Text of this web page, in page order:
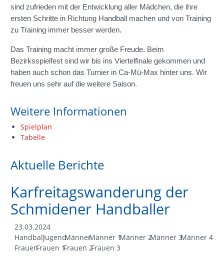
sind zufrieden mit der Entwicklung aller Mädchen, die ihre
ersten Schritte in Richtung Handball machen und von Training
zu Training immer besser werden.
Das Training macht immer große Freude. Beim
Bezirksspielfest sind wir bis ins Viertelfinale gekommen und
haben auch schon das Turnier in Ca-Mü-Max hinter uns. Wir
freuen uns sehr auf die weitere Saison.
Weitere Informationen
Spielplan
Tabelle
Aktuelle Berichte
Karfreitagswanderung der
Schmidener Handballer
23.03.2024
HandballJugendMännerMänner 1Männer 2Männer 3Männer 4
FrauenFrauen 1Frauen 2Frauen 3